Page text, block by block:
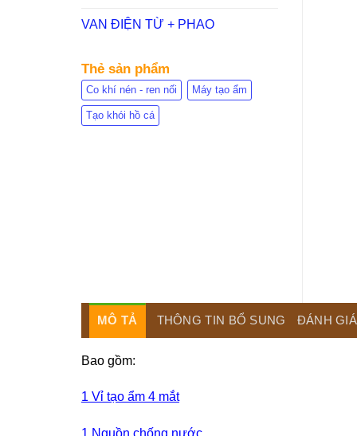
VAN ĐIỆN TỪ + PHAO
Thẻ sản phẩm
Co khí nén - ren nối Máy tạo ẩm
Tạo khói hồ cá
MÔ TẢ THÔNG TIN BỔ SUNG ĐÁNH
Bao gồm:
1 Vỉ tạo ẩm 4 mắt